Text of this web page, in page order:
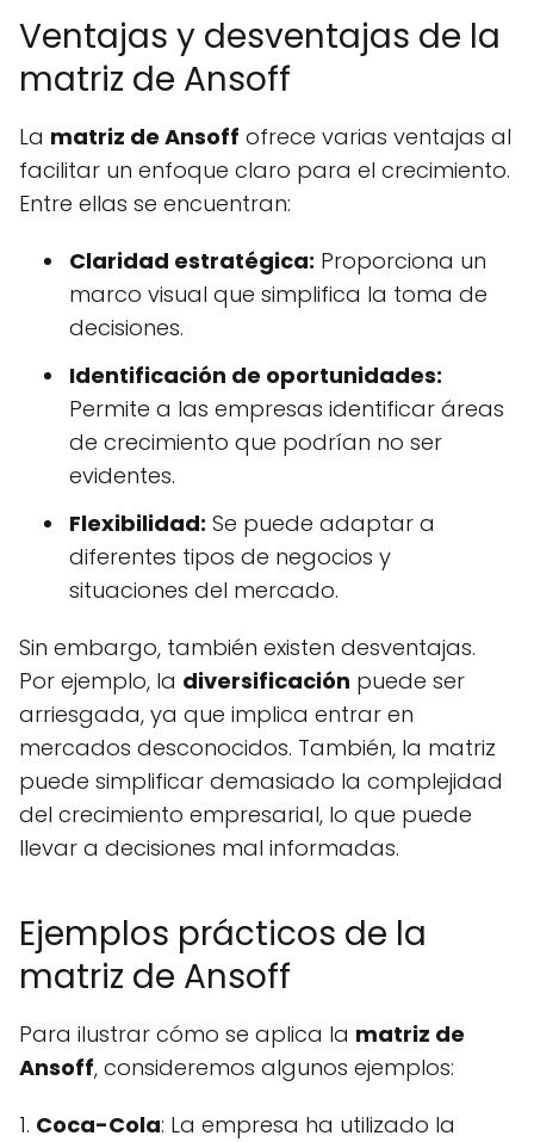
Ventajas y desventajas de la
matriz de Ansoff
La matriz de Ansoff ofrece varias ventajas al
facilitar un enfoque claro para el crecimiento.
Entre ellas se encuentran:
Claridad estratégica: Proporciona un
marco visual que simplifica la toma de
decisiones.
Identificación de oportunidades:
Permite a las empresas identificar áreas
de crecimiento que podrían no ser
evidentes.
Flexibilidad: Se puede adaptar a
diferentes tipos de negocios y
situaciones del mercado.
Sin embargo, también existen desventajas.
Por ejemplo, la diversificación puede ser
arriesgada, ya que implica entrar en
mercados desconocidos. También, la matriz
puede simplificar demasiado la complejidad
del crecimiento empresarial, lo que puede
llevar a decisiones mal informadas.
Ejemplos prácticos de la
matriz de Ansoff
Para ilustrar cómo se aplica la matriz de
Ansoff, consideremos algunos ejemplos:
1. Coca-Cola: La empresa ha utilizado la